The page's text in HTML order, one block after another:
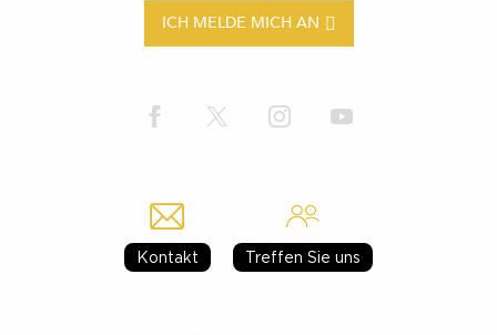
ICH MELDE MICH AN
Kontakt Treffen Sie uns